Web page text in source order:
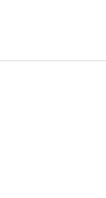
: Un coach de football